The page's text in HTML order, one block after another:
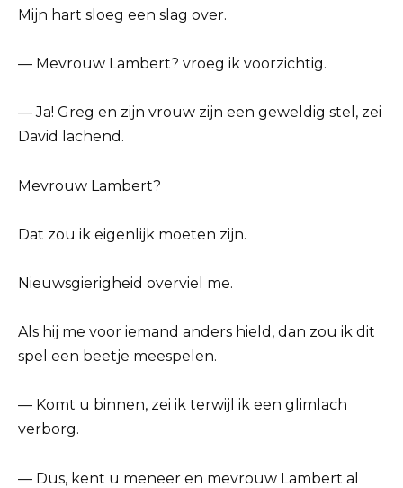
Mijn hart sloeg een slag over.
— Mevrouw Lambert? vroeg ik voorzichtig.
— Ja! Greg en zijn vrouw zijn een geweldig stel, zei
David lachend.
Mevrouw Lambert?
Dat zou ik eigenlijk moeten zijn.
Nieuwsgierigheid overviel me.
Als hij me voor iemand anders hield, dan zou ik dit
spel een beetje meespelen.
— Komt u binnen, zei ik terwijl ik een glimlach
verborg.
— Dus, kent u meneer en mevrouw Lambert al